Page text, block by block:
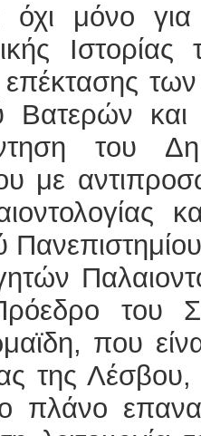
όχι μόνο
Βατερών
του
με
του
που
της
πλάνο